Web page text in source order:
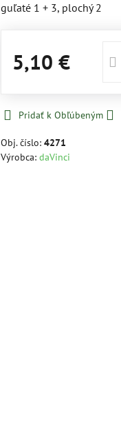
guľaté 1 + 3, plochý 2
5,10 €
Pridať k Obľúbeným
Obj. číslo:4271
Výrobca:daVinci